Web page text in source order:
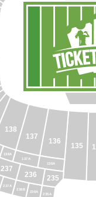
135
136
137
138
136A
137A
138A
235
236
237
235A
236A
236B
237A